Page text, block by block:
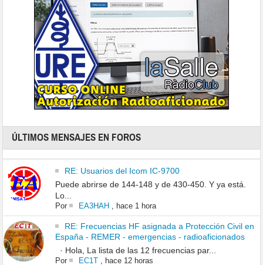
ÚLTIMOS MENSAJES EN FOROS
RE: Usuarios del Icom IC-9700
Puede abrirse de 144-148 y de 430-450. Y ya está.
Lo...
Por EA3HAH, hace 1 hora
RE: Frecuencias HF asignada a Protección Civil en
España - REMER - emergencias - radioaficionados
· Hola, La lista de las 12 frecuencias par...
Por EC1T, hace 12 horas